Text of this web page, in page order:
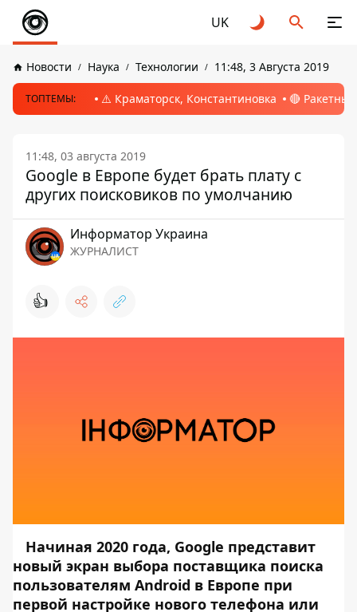
UK
Новости Наука Технологии 11:48, 3 Августа 2019
ТОПТЕМЫ: ⚠️ Краматорск, Константиновка 🔴
11:48, 03 августа 2019
Google в Европе будет брать плату с
других поисковиков по умолчанию
Информатор Украина
ЖУРНАЛИСТ
👍
Начиная 2020 года, Google представит
новый экран выбора поставщика поиска
пользователям Android в Европе при
первой настройке нового телефона или